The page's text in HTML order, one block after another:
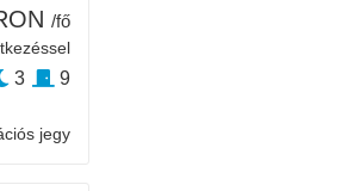
jegy
/fő
3 9